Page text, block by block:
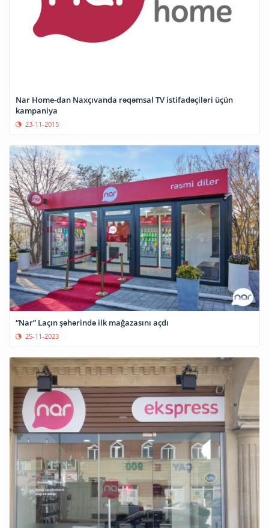
Nar Home-dan Naxçıvanda rəqəmsal TV istifadəçiləri üçün
kampaniya
23-11-2015
“Nar” Laçın şəhərində ilk mağazasını açdı
25-11-2023